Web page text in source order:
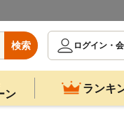
検索
ログイン・
ン
ランキ